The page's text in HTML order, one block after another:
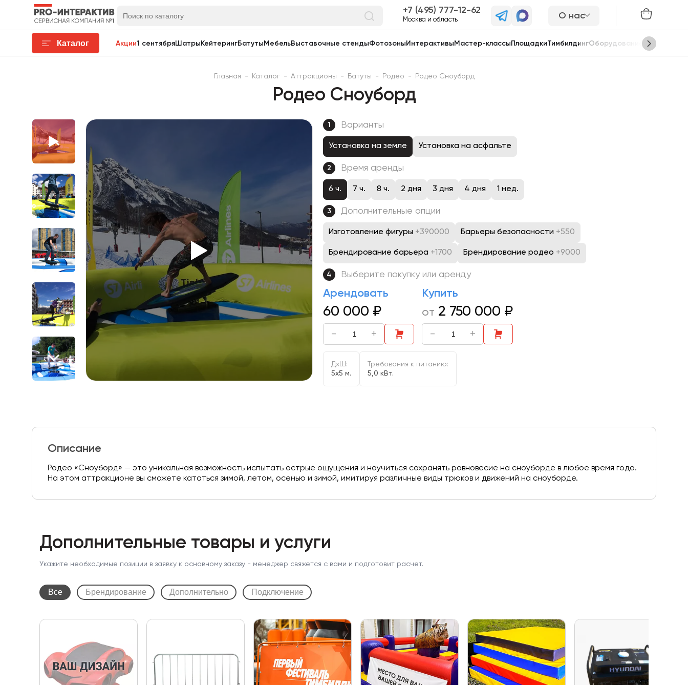
7 (495) 777-12-62
Москва и область О нас
Каталог Акции1 сентябряШатры КейтерингБатуты МебельВыставочные стендыФотозоны Интерактивы Мастер-классы ПлощадкиТимбилдингОборудование Сцены
Главная - Каталог - Аттракционы - Батуты - Родео - Родео Сноуборд
Родео Сноуборд
1 Варианты
Установка на земле Установка на асфальте
2 Время аренды
6 ч. 7 ч. 8 ч. 2 дня 3 дня 4 дня 1 нед.
3 Дополнительные опции
Изготовление фигуры +390000 Барьеры безопасности +550
Брендирование барьера +1700 Брендирование родео +9000
4 Выберите покупку или аренду
Арендовать
60 000 ₽
- +
Купить
от 2 750 000 ₽
- +
ДxШ:
5x5 м.
Требования к питанию:
5,0 кВт.
Описание
Родео «Сноуборд» — это уникальная возможность испытать острые ощущения и научиться сохранять равновесие на сноуборде в любое время года.
На этом аттракционе вы сможете кататься зимой, летом, осенью и зимой, имитируя различные виды трюков и движений на сноуборде.
Дополнительные товары и услуги
Укажите необходимые позиции в заявку к основному заказу - менеджер свяжется с вами и подготовит расчет.
Все Брендирование Дополнительно Подключение